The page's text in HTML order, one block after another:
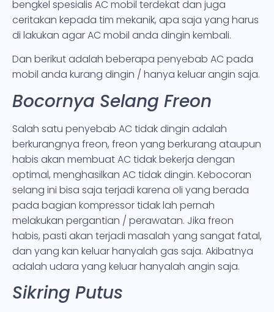
bengkel spesialis AC mobil terdekat dan juga
ceritakan kepada tim mekanik, apa saja yang harus
di lakukan agar AC mobil anda dingin kembali.
Dan berikut adalah beberapa penyebab AC pada
mobil anda kurang dingin / hanya keluar angin saja.
Bocornya Selang Freon
Salah satu penyebab AC tidak dingin adalah
berkurangnya freon, freon yang berkurang ataupun
habis akan membuat AC tidak bekerja dengan
optimal, menghasilkan AC tidak dingin. Kebocoran
selang ini bisa saja terjadi karena oli yang berada
pada bagian kompressor tidak lah pernah
melakukan pergantian / perawatan. Jika freon
habis, pasti akan terjadi masalah yang sangat fatal,
dan yang kan keluar hanyalah gas saja. Akibatnya
adalah udara yang keluar hanyalah angin saja.
Sikring Putus